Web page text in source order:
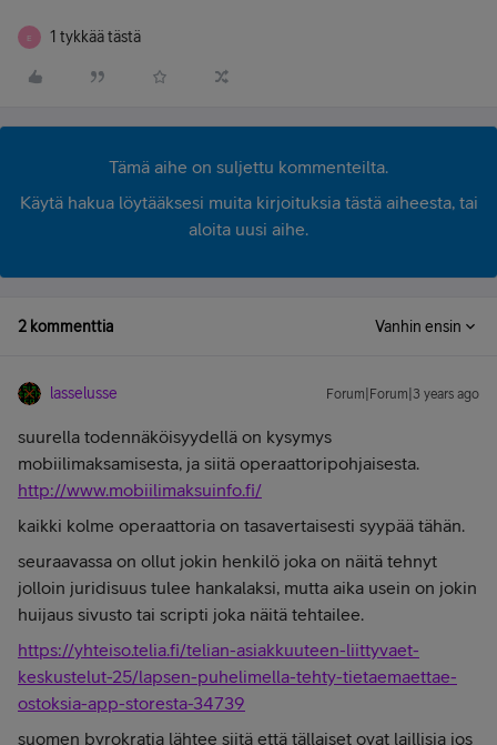
E 1 tykkää tästä
Tämä aihe on suljettu kommenteilta.
Käytä hakua löytääksesi muita kirjoituksia tästä aiheesta, tai
aloita uusi aihe.
2 kommenttia Vanhin ensin
lasselusse Forum|Forum|3 years ago
suurella todennäköisyydellä on kysymys
mobiilimaksamisesta, ja siitä operaattoripohjaisesta.
http://www.mobiilimaksuinfo.fi/
kaikki kolme operaattoria on tasavertaisesti syypää tähän.
seuraavassa on ollut jokin henkilö joka on näitä tehnyt
jolloin juridisuus tulee hankalaksi, mutta aika usein on jokin
huijaus sivusto tai scripti joka näitä tehtailee.
https://yhteiso.telia.fi/telian-asiakkuuteen-liittyvaet-
keskustelut-25/lapsen-puhelimella-tehty-tietaemaettae-
ostoksia-app-storesta-34739
suomen byrokratia lähtee siitä että tällaiset ovat laillisia jos